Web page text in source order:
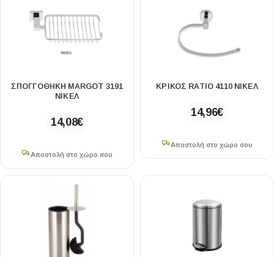
ΣΠΟΓΓΟΘΗΚΗ MARGOT 3191
ΝΙΚΕΛ
14,08€
Αποστολή στο χώρο σου
ΚΡΙΚΟΣ RATIO 4110 ΝΙΚΕΛ
14,96€
Αποστολή στο χώρο σου